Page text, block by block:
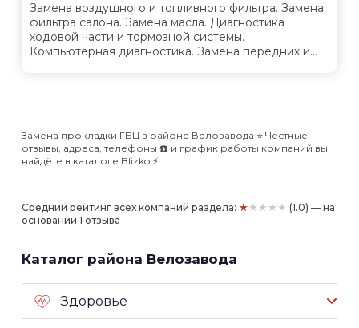
Замена воздушного и топливного фильтра. Замена
фильтра салона. Замена масла. Диагностика
ходовой части и тормозной системы.
Компьютерная диагностика. Замена передних и...
Замена прокладки ГБЦ в районе Велозавода ⭐️ Честные
отзывы, адреса, телефоны ☎️ и график работы компаний вы
найдёте в каталоге Blizko ⚡️
Средний рейтинг всех компаний раздела: ★★★★★ (1.0) — на
основании 1 отзыва
Каталог района Велозавода
Здоровье